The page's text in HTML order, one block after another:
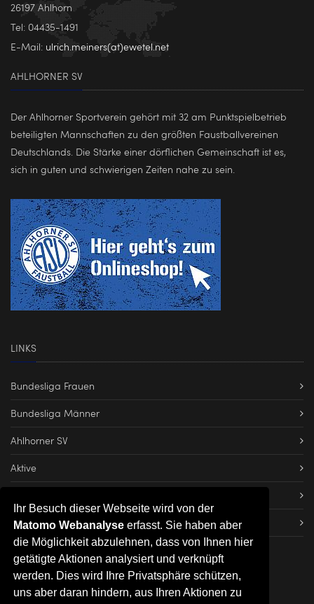
Ihr Besuch dieser Webseite wird von der
Matomo Webanalyse erfasst. Sie haben aber
die Möglichkeit abzulehnen, dass von Ihnen hier
getätigte Aktionen analysiert und verknüpft
werden. Dies wird Ihre Privatsphäre schützen,
uns aber daran hindern, aus Ihren Aktionen zu
26197 Ahlhorn
Tel: 04435-1491
E-Mail: ulrich.meiners(at)ewetel.net
AHLHORNER SV
Der Ahlhorner Sportverein gehört mit 32 am Punktspielbetrieb
beteiligten Mannschaften zu den größten Faustballvereinen
Deutschlands. Die Stärke einer dörflichen Gemeinschaft ist es,
sich in guten und schwierigen Zeiten nahe zu sein.
LINKS
Bundesliga Frauen
Bundesliga Männer
Ahlhorner SV
Aktive
Impressum